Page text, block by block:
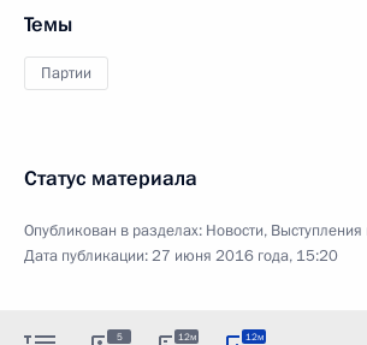
Темы
Партии
Статус материала
Опубликован в разделах: Новости,
Дата публикации:27 июня 2016 года, 15:20
5 12м 12м